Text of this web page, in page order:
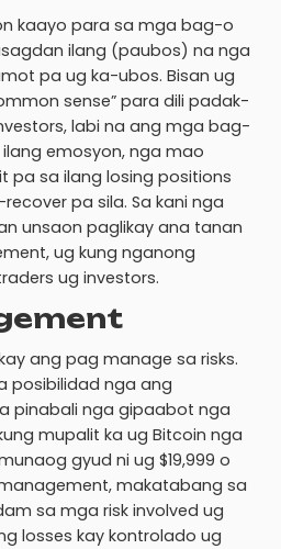
kaayo para sa mga bag-o
ilang (paubos) na nga
pa ug ka-ubos. Bisan ug
sense” para dili padak-
labi na ang mga bag-
emosyon, nga mao
pa sa ilang losing positions
pa sila. Sa kani nga
unsaon paglikay ana tanan
ug kung nganong
ug investors.
ang pag manage sa risks.
posibilidad nga ang
pinabali nga gipaabot nga
mupalit ka ug Bitcoin nga
gyud ni ug $19,999 o
makatabang sa
sa mga risk involved ug
losses kay kontrolado ug